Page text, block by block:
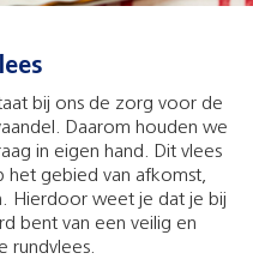
bij ons de zorg voor de
Daarom houden we
in eigen hand. Dit vlees
het gebied van afkomst,
Hierdoor weet je dat je bij
bent van een veilig en
rundvlees.